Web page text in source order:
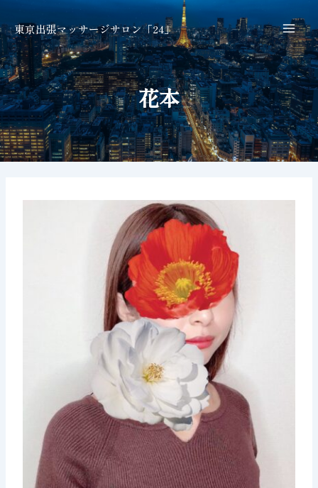
容
を
ス
キ
ッ
プ
東京出張マッサージサロン「24」
花本
navigation